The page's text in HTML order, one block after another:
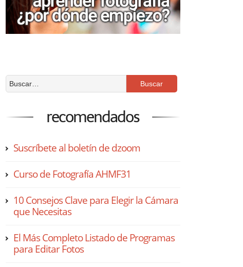
recomendados
Suscríbete al boletín de dzoom
Curso de Fotografía AHMF31
10 Consejos Clave para Elegir la Cámara
que Necesitas
El Más Completo Listado de Programas
para Editar Fotos